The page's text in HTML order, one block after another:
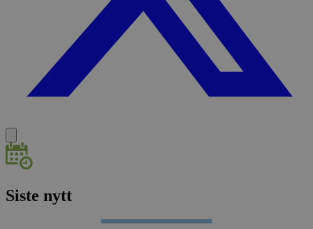
Siste nytt